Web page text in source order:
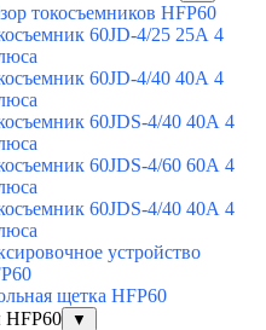
токосъемников HFP60
60JD-4/25 25А 4
60JD-4/40 40А 4
60JDS-4/40 40А 4
60JDS-4/60 60А 4
60JDS-4/40 40А 4
устройство
щетка HFP60
▼